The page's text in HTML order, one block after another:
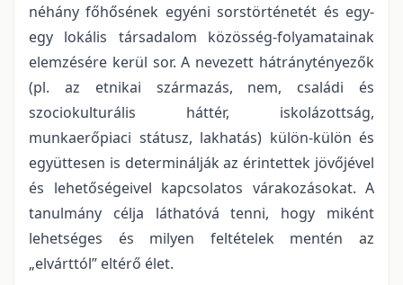
néhány főhősének egyéni sorstörténetét és egy-
egy lokális társadalom közösség-folyamatainak
elemzésére kerül sor. A nevezett hátránytényezők
(pl. az etnikai származás, nem, családi és
szociokulturális háttér, iskolázottság,
munkaerőpiaci státusz, lakhatás) külön-külön és
együttesen is determinálják az érintettek jövőjével
és lehetőségeivel kapcsolatos várakozásokat. A
tanulmány célja láthatóvá tenni, hogy miként
lehetséges és milyen feltételek mentén az
„elvárttól” eltérő élet.